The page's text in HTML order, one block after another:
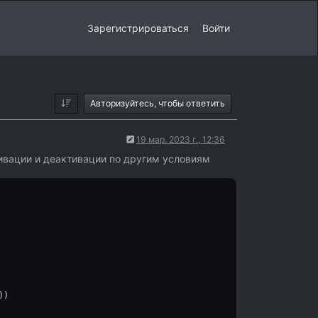
Зарегистрироваться Войти
Авторизуйтесь, чтобы ответить
19 мар. 2023 г., 12:36
и деактивации по другим условиям